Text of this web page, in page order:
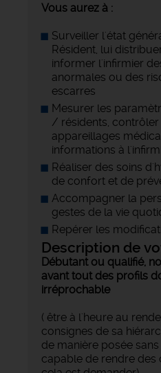
Vous aurez à :
Surveiller l'état
Résident, lui
informer l'infirmier
anormales ou des
escarres
Mesurer les
/ résidents,
appareillages
informations à
Réaliser des soins
de confort et de
Accompagner la
gestes de la vie
Repérer les
Description de
Débutant ou qualifié,
avant tout des profils
irréprochable
( être à l'heure au
consignes de sa
de manière posée
capable de rendre